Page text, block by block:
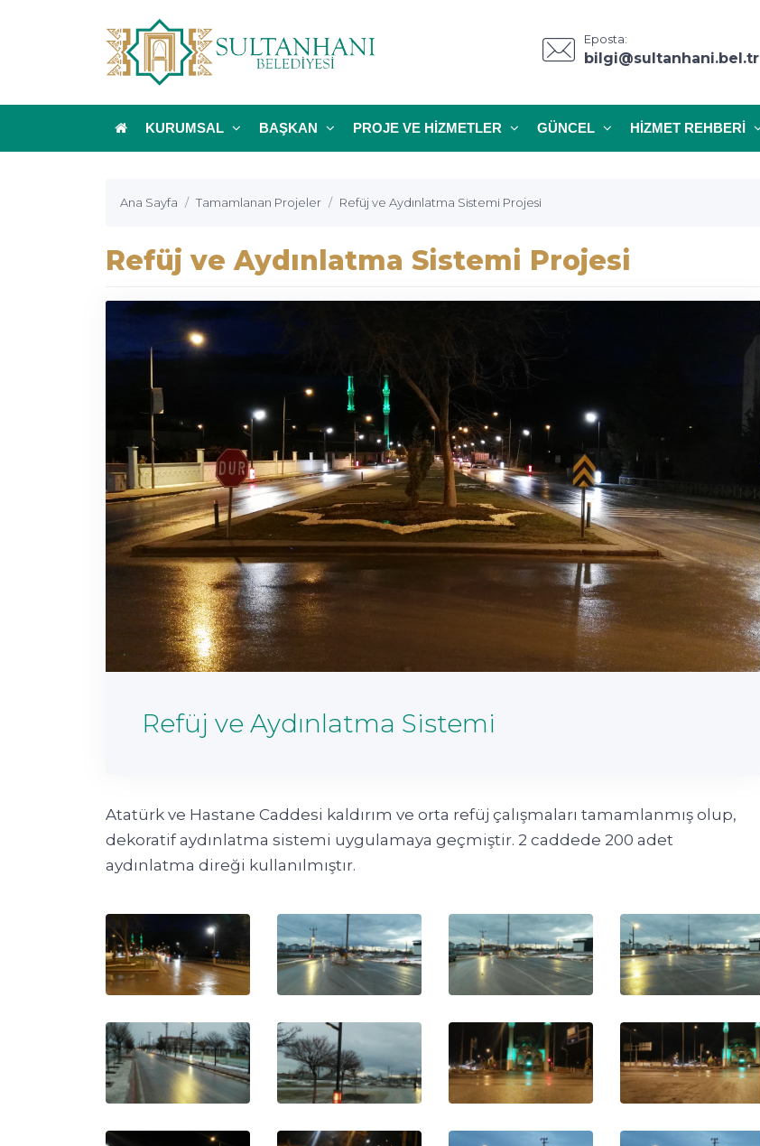
Eposta:
bilgi@sultanhani.bel.tr
KURUMSAL BAŞKAN PROJE VE HIZMETLER GÜNCEL HIZMET REHBERI
Ana Sayfa Tamamlanan Projeler Refüj ve Aydınlatma Sistemi Projesi
Refüj ve Aydınlatma Sistemi Projesi
Refüj ve Aydınlatma Sistemi
Atatürk ve Hastane Caddesi kaldırım ve orta refüj çalışmaları tamamlanmış olup,
dekoratif aydınlatma sistemi uygulamaya geçmiştir. 2 caddede 200 adet
aydınlatma direği kullanılmıştır.